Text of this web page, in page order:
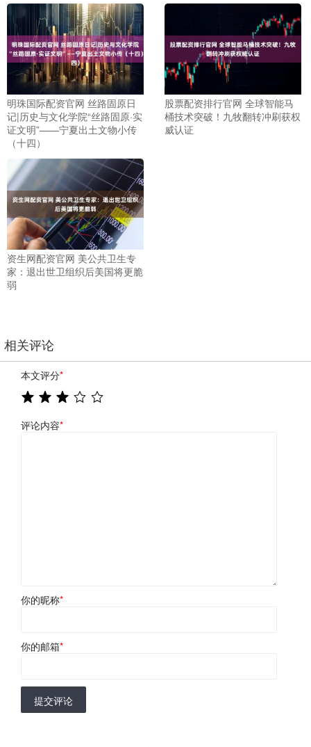
明珠国际配资官网 丝路固原日
记|历史与文化学院“丝路固原·实
证文明”——宁夏出土文物小传
（十四）
股票配资排行官网 全球智能马
桶技术突破！九牧翻转冲刷获权
威认证
资生网配资官网 美公共卫生专
家：退出世卫组织后美国将更脆
弱
相关评论
本文评分*
评论内容*
你的昵称*
你的邮箱*
提交评论